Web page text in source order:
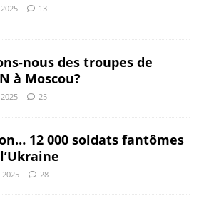
13
nous des troupes de
à Moscou?
25
12 000 soldats fantômes
28